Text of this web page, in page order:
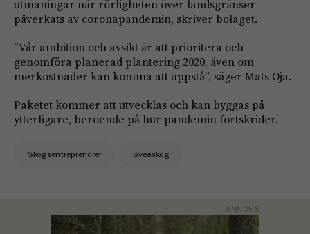
utmaningar när rörligheten över landsgränser
påverkats av coronapandemin, skriver bolaget.
”Vår ambition och avsikt är att prioritera och
genomföra planerad plantering 2020, även om
merkostnader kan komma att uppstå”, säger Mats Oja.
Paketet kommer att utvecklas och kan byggas på
ytterligare, beroende på hur pandemin fortskrider.
Skogsentreprenörer Sveaskog